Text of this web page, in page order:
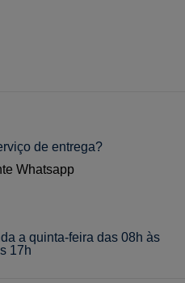
de entrega?
Whatsapp
a quinta-feira das 08h às
17h